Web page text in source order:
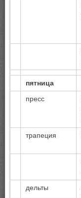
пятница
пресс
трапеция
дельты